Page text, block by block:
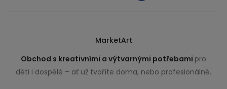
MarketArt
Obchod s kreativními a výtvarnými potřebami pro
děti i dospělé – ať už tvoříte doma, nebo profesionálně.